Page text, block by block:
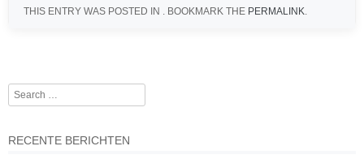
o
o
k
g
er
p
p
THIS ENTRY WAS POSTED IN . BOOKMARK THE PERMALINK.
Post navigation
Search
RECENTE BERICHTEN